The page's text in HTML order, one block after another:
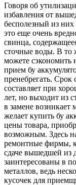
Говоря об
избавления от
бесполезный из них
это еще очень
свинца,
сточные воды. В то
можете сэкономить
прием бу
пренебрегать. Срок
составляет при
лет, но выходит из
в замене возникает
желает купить бу
цены товара,
возможным. Здесь
ремонтные фирмы,
сдаче вышедшей из
заинтересованы в
металлов, ведь
кусочек для